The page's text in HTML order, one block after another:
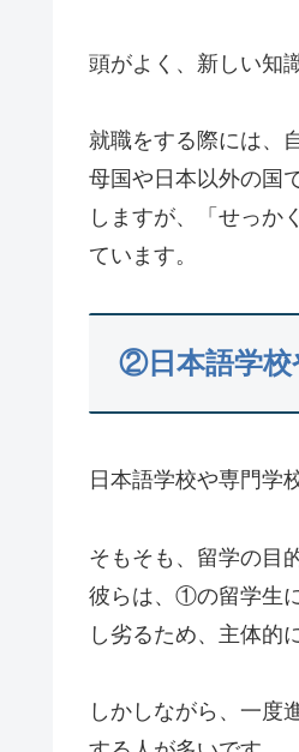
頭がよく、新しい知
就職をする際には、
母国や日本以外の国
しますが、「せっか
ています。
②日本語学校
日本語学校や専門学
そもそも、留学の目
彼らは、①の留学生
し劣るため、主体的
しかしながら、一度